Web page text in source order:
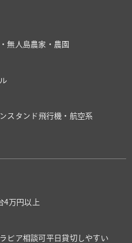
無人島農家・農園
スタンド 飛行機・航空系
4万円以上
ビア相談可 平日貸切しやすい